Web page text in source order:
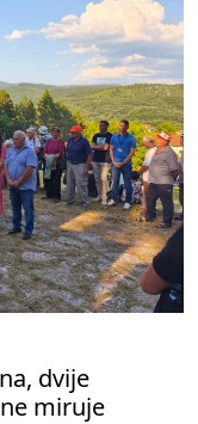
dvije
miruje